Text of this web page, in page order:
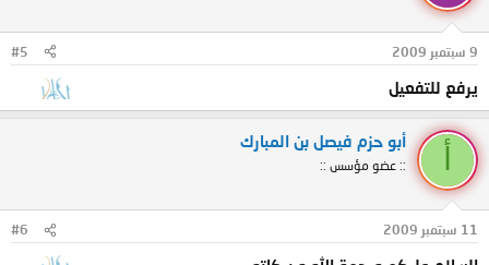
9 سبتمبر 2009 #5
يرفع للتفعيل
أبو حزم فيصل بن المبارك
:: عضو مؤسس ::
11 سبتمبر 2009 #6